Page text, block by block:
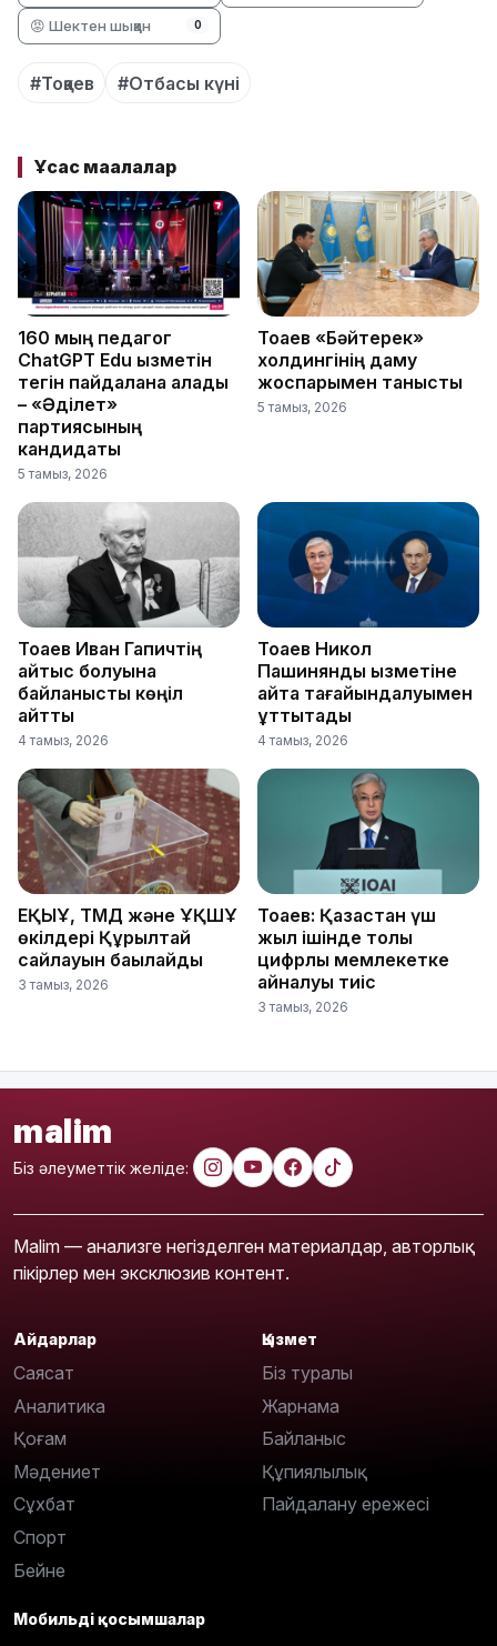
😡 Шектен шыққан 0
#Тоқаев #Отбасы күні
Ұқсас мақалалар
160 мың педагог
ChatGPT Edu қызметін
тегін пайдалана алады
– «Әділет»
партиясының
кандидаты
5 тамыз, 2026
Тоқаев «Бәйтерек»
холдингінің даму
жоспарымен танысты
5 тамыз, 2026
Тоқаев Иван Гапичтің
қайтыс болуына
байланысты көңіл
айтты
4 тамыз, 2026
Тоқаев Никол
Пашинянды қызметіне
қайта тағайындалуымен
құттықтады
4 тамыз, 2026
ЕҚЫҰ, ТМД және ҰҚШҰ
өкілдері Құрылтай
сайлауын бақылайды
3 тамыз, 2026
Тоқаев: Қазақстан үш
жыл ішінде толық
цифрлық мемлекетке
айналуы тиіс
3 тамыз, 2026
malim
Біз әлеуметтік желіде:
Malim — анализге негізделген материалдар, авторлық
пікірлер мен эксклюзив контент.
Айдарлар
Саясат
Аналитика
Қоғам
Мәдениет
Сұхбат
Спорт
Бейне
Қызмет
Біз туралы
Жарнама
Байланыс
Құпиялылық
Пайдалану ережесі
Мобильді қосымшалар